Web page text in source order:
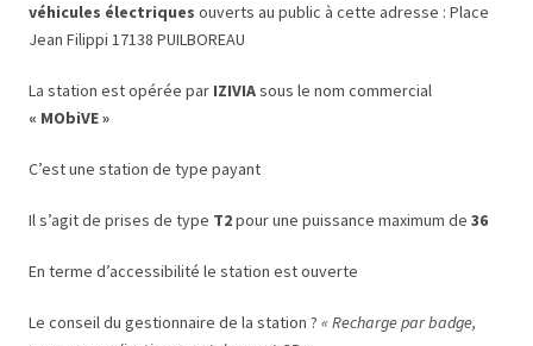
véhicules électriques ouverts au public à cette adresse : Place
Jean Filippi 17138 PUILBOREAU
La station est opérée par IZIVIAsous le nom commercial
« MObiVE »
C’est une station de type payant
Il s’agit de prises de type T2pour une puissance maximum de 36
En terme d’accessibilité le station est ouverte
Le conseil du gestionnaire de la station ? « Recharge par badge,